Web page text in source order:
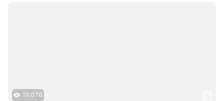
13.076